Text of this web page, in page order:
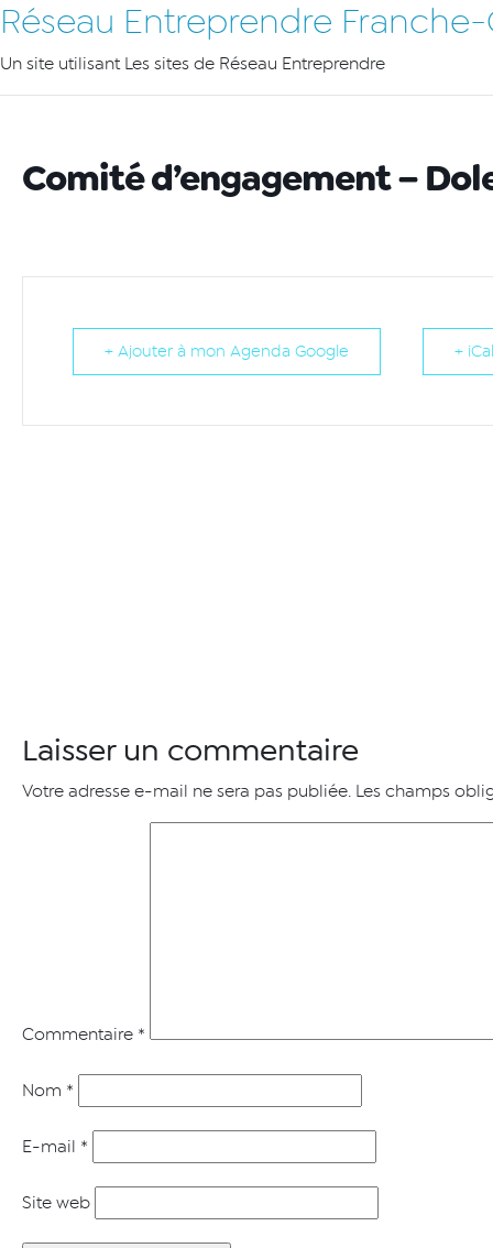
Réseau Entreprendre
Un site utilisant Les sites de Réseau Entreprendre
Comité d’engagement –
+ Ajouter à mon Agenda Google +
Laisser un commentaire
Votre adresse e-mail ne sera pas publiée. Les champs
Commentaire *
Nom *
E-mail *
Site web